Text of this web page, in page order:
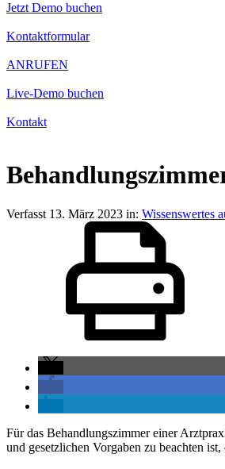
Jetzt Demo buchen
Kontaktformular
ANRUFEN
Live-Demo buchen
Kontakt
Verfasst 13. März 2023 in: Wissenswertes
Für das Behandlungszimmer einer
und gesetzlichen Vorgaben zu beachten